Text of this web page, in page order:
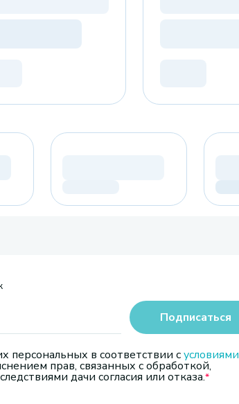
персональных в соответствии сусловиями
прав, связанных с обработкой,
дачи согласия или отказа.
Подписаться